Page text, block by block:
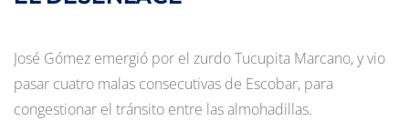
José Gómez emergió por el zurdo Tucupita Marcano, y vio
pasar cuatro malas consecutivas de Escobar, para
congestionar el tránsito entre las almohadillas.